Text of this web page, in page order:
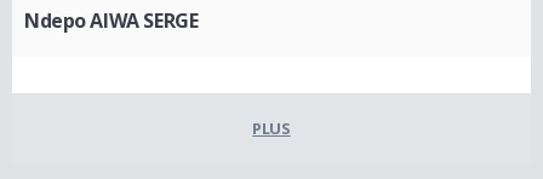
Ndepo AIWA SERGE
PLUS